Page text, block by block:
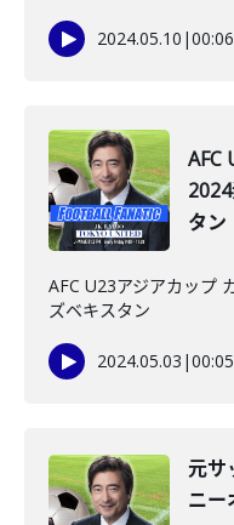
2024.05.10 |
AFC
タン
AFC U23アジアカッ
ズベキスタン
2024.05.03 |
元サ
ニー